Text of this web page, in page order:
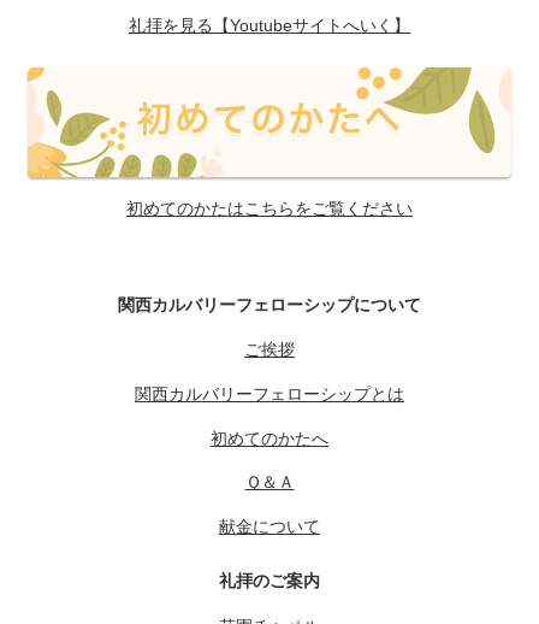
礼拝を見る【Youtubeサイトへいく】
初めてのかたはこちらをご覧ください
関西カルバリーフェローシップについて
ご挨拶
関西カルバリーフェローシップとは
初めてのかたへ
Ｑ＆Ａ
献金について
礼拝のご案内